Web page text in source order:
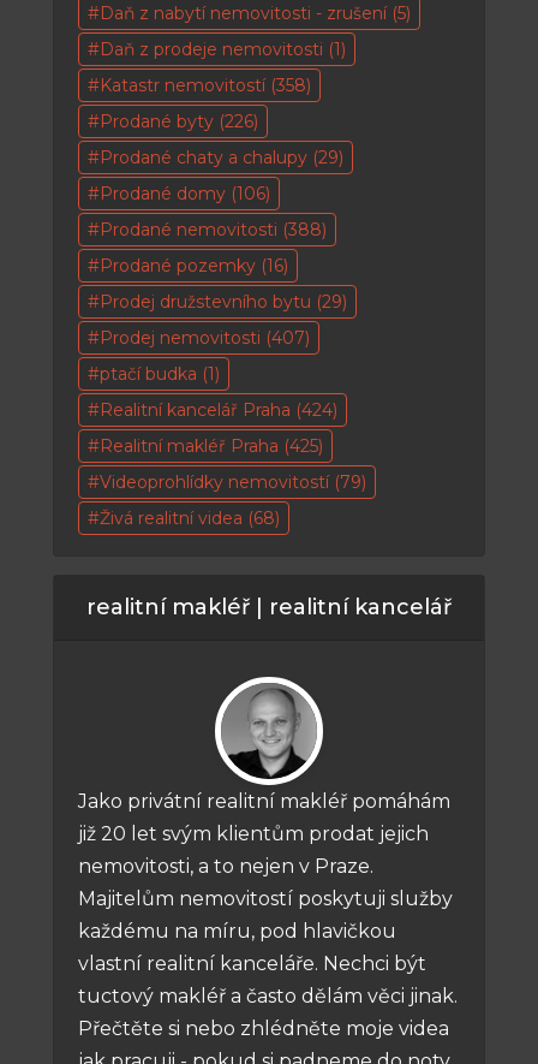
Daň z nabytí nemovitosti - zrušení(5)
Daň z prodeje nemovitosti (1)
Katastr nemovitostí(358)
Prodané byty (226)
Prodané chaty a chalupy (29)
Prodané domy (106)
Prodané nemovitosti (388)
Prodané pozemky (16)
Prodej družstevního bytu (29)
Prodej nemovitosti (407)
ptačí budka (1)
Realitní kancelář Praha (424)
Realitní makléř Praha (425)
Videoprohlídky nemovitostí(79)
Živá realitní videa (68)
realitní makléř | realitní kancelář
Jako privátní realitní makléř pomáhám
již 20 let svým klientům prodat jejich
nemovitosti, a to nejen v Praze.
Majitelům nemovitostí poskytuji služby
každému na míru, pod hlavičkou
vlastní realitní kanceláře. Nechci být
tuctový makléř a často dělám věci jinak.
Přečtěte si nebo zhlédněte moje videa